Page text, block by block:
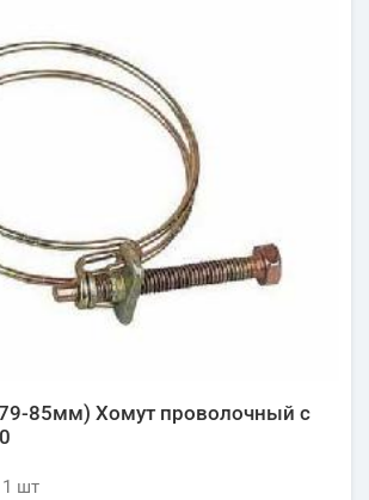
85мм) Хомут проволочный с
шт